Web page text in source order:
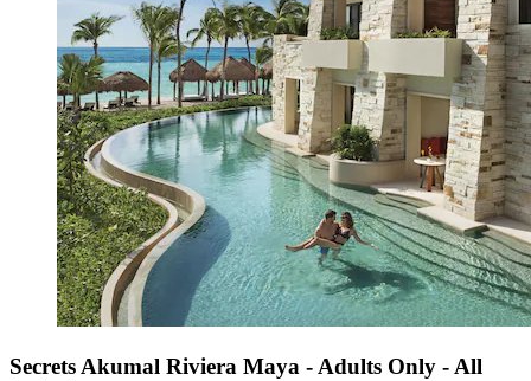
Secrets Akumal Riviera Maya - Adults Only - All